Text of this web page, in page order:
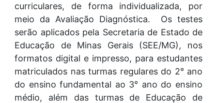
curriculares, de forma individualizada, por
meio da Avaliação Diagnóstica. Os testes
serão aplicados pela Secretaria de Estado de
Educação de Minas Gerais (SEE/MG), nos
formatos digital e impresso, para estudantes
matriculados nas turmas regulares do 2° ano
do ensino fundamental ao 3° ano do ensino
médio, além das turmas de Educação de